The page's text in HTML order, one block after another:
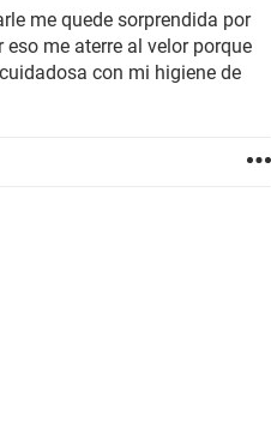
me quede sorprendida por
me aterre al velor porque
con mi higiene de